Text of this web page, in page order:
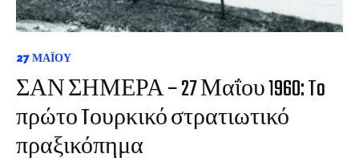
27 ΜΑΪ́ΟΥ
ΣΑΝ ΣΗΜΕΡΑ – 27 Μαΐου 1960: To
πρώτο Tουρκικό στρατιωτικό
πραξικόπημα